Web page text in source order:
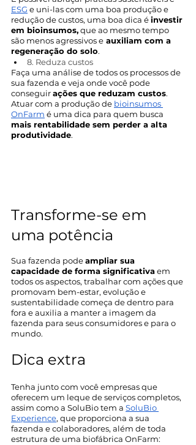
ESG e uni-las com uma boa produção e
redução de custos, uma boa dica é investir
em bioinsumos, que ao mesmo tempo
são menos agressivos e auxiliam com a
regeneração do solo.
8. Reduza custos
Faça uma análise de todos os processos de
sua fazenda e veja onde você pode
conseguir ações que reduzam custos.
Atuar com a produção de bioinsumos
OnFarm é uma dica para quem busca
mais rentabilidade sem perder a alta
produtividade.
Transforme-se em
uma potência
Sua fazenda pode ampliar sua
capacidade de forma significativa em
todos os aspectos, trabalhar com ações que
promovam bem-estar, evolução e
sustentabilidade começa de dentro para
fora e auxilia a manter a imagem da
fazenda para seus consumidores e para o
mundo.
Dica extra
Tenha junto com você empresas que
oferecem um leque de serviços completos,
assim como a SoluBio tem a SoluBio
Experience, que proporciona a sua
fazenda e colaboradores, além de toda
estrutura de uma biofábrica OnFarm: